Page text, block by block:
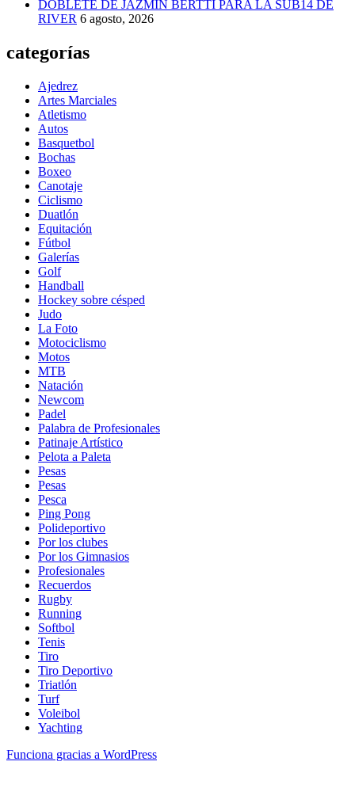
DOBLETE DE JAZMÍN BERTTI PARA LA SUB14 DE
RIVER 6 agosto, 2026
categorías
Ajedrez
Artes Marciales
Atletismo
Autos
Basquetbol
Bochas
Boxeo
Canotaje
Ciclismo
Duatlón
Equitación
Fútbol
Galerías
Golf
Handball
Hockey sobre césped
Judo
La Foto
Motociclismo
Motos
MTB
Natación
Newcom
Padel
Palabra de Profesionales
Patinaje Artístico
Pelota a Paleta
Pesas
Pesas
Pesca
Ping Pong
Polideportivo
Por los clubes
Por los Gimnasios
Profesionales
Recuerdos
Rugby
Running
Softbol
Tenis
Tiro
Tiro Deportivo
Triatlón
Turf
Voleibol
Yachting
Funciona gracias a WordPress